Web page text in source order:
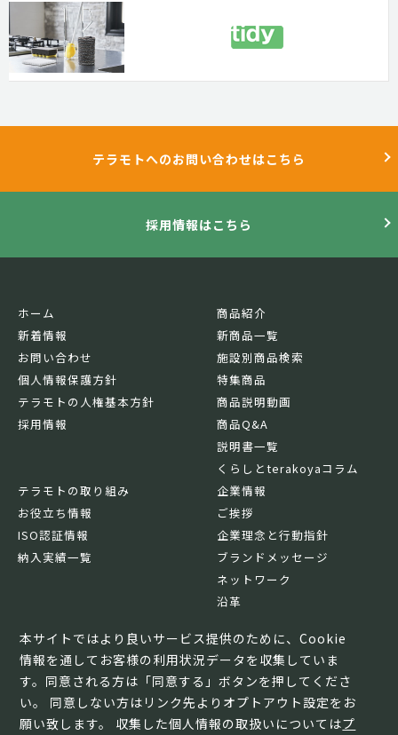
本サイトではより良いサービス提供のために、Cookie
情報を通してお客様の利用状況データを収集していま
す。同意される方は「同意する」ボタンを押してくださ
い。 同意しない方はリンク先よりオプトアウト設定をお
願い致します。 収集した個人情報の取扱いについてはプ
テラモトへのお問い合わせはこちら
採用情報はこちら
ホーム
新着情報
お問い合わせ
個人情報保護方針
テラモトの人権基本方針
採用情報
商品紹介
新商品一覧
施設別商品検索
特集商品
商品説明動画
商品Q&A
説明書一覧
くらしとterakoyaコラム
テラモトの取り組み
お役立ち情報
ISO認証情報
納入実績一覧
企業情報
ご挨拶
企業理念と行動指針
ブランドメッセージ
ネットワーク
沿革